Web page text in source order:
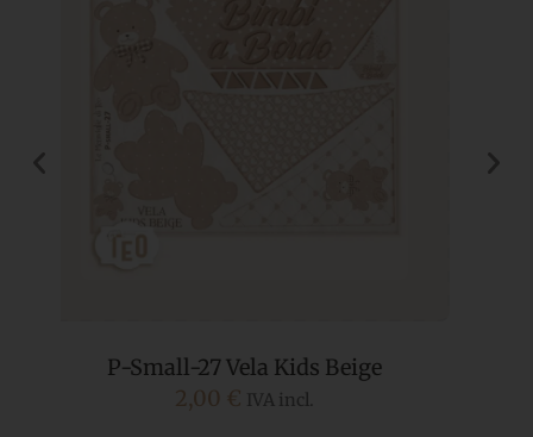
P-69 Teddy Bear Beige
5,80 € IVA incl.